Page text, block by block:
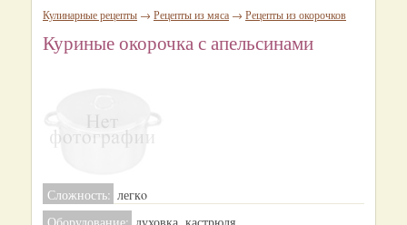
Кулинарные рецепты → Рецепты из мяса → Рецепты из окорочков
Куриные окорочка с апельсинами
Сложность: легкo